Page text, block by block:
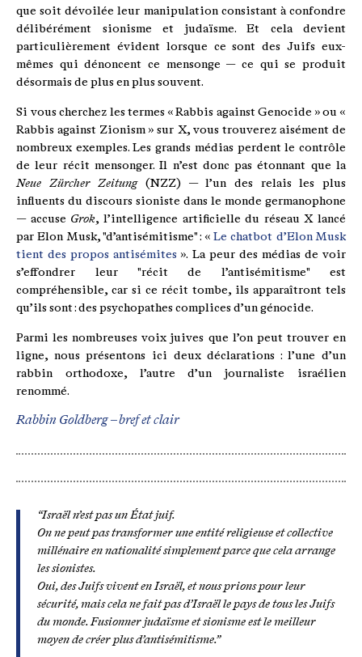
que soit dévoilée leur manipulation consistant à confondre
délibérément sionisme et judaïsme. Et cela devient
particulièrement évident lorsque ce sont des Juifs eux-
mêmes qui dénoncent ce mensonge — ce qui se produit
désormais de plus en plus souvent.
Si vous cherchez les termes « Rabbis against Genocide » ou «
Rabbis against Zionism » sur X, vous trouverez aisément de
nombreux exemples. Les grands médias perdent le contrôle
de leur récit mensonger. Il n’est donc pas étonnant que la
Neue Zürcher Zeitung(NZZ) — l’un des relais les plus
influents du discours sioniste dans le monde germanophone
— accuse Grok, l’intelligence artificielle du réseau X lancé
par Elon Musk, "d’antisémitisme" : « Le chatbot d’Elon Musk
tient des propos antisémites ». La peur des médias de voir
s’effondrer leur "récit de l’antisémitisme" est
compréhensible, car si ce récit tombe, ils apparaîtront tels
qu’ils sont : des psychopathes complices d’un génocide.
Parmi les nombreuses voix juives que l’on peut trouver en
ligne, nous présentons ici deux déclarations : l’une d’un
rabbin orthodoxe, l’autre d’un journaliste israélien
renommé.
Rabbin Goldberg – bref et clair
“Israël n’est pas un État juif.
On ne peut pas transformer une entité religieuse et collective
millénaire en nationalité simplement parce que cela arrange
les sionistes.
Oui, des Juifs vivent en Israël, et nous prions pour leur
sécurité, mais cela ne fait pas d’Israël le pays de tous les Juifs
du monde. Fusionner judaïsme et sionisme est le meilleur
moyen de créer plus d’antisémitisme.”